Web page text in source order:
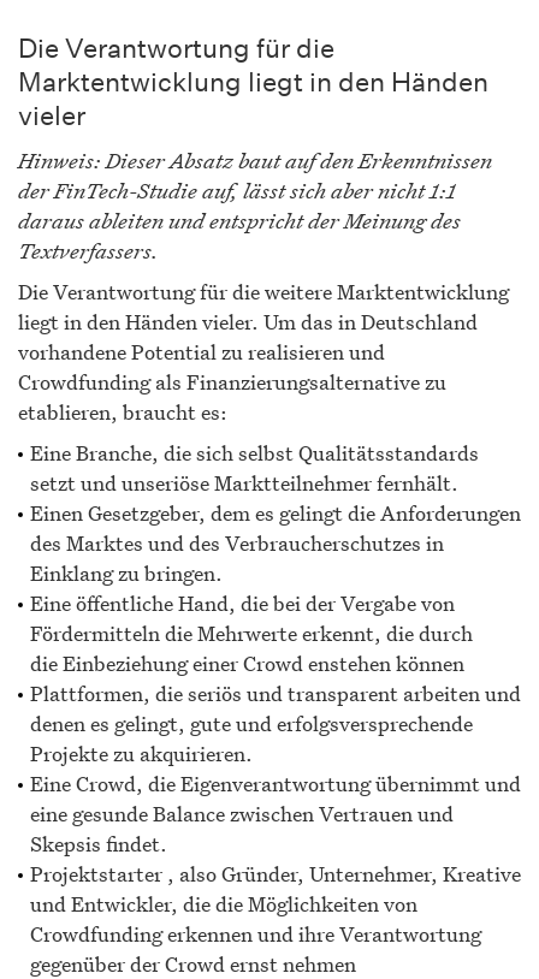
Die Verantwortung für die
Marktentwicklung liegt in den Händen
vieler
Hinweis: Dieser Absatz baut auf den Erkenntnissen
der FinTech-Studie auf, lässt sich aber nicht 1:1
daraus ableiten und entspricht der Meinung des
Textverfassers.
Die Verantwortung für die weitere Marktentwicklung
liegt in den Händen vieler. Um das in Deutschland
vorhandene Potential zu realisieren und
Crowdfunding als Finanzierungsalternative zu
etablieren, braucht es:
Eine Branche, die sich selbst Qualitätsstandards
setzt und unseriöse Marktteilnehmer fernhält.
Einen Gesetzgeber, dem es gelingt die Anforderungen
des Marktes und des Verbraucherschutzes in
Einklang zu bringen.
Eine öffentliche Hand, die bei der Vergabe von
Fördermitteln die Mehrwerte erkennt, die durch
die Einbeziehung einer Crowd enstehen können
Plattformen, die seriös und transparent arbeiten und
denen es gelingt, gute und erfolgsversprechende
Projekte zu akquirieren.
Eine Crowd, die Eigenverantwortung übernimmt und
eine gesunde Balance zwischen Vertrauen und
Skepsis findet.
Projektstarter , also Gründer, Unternehmer, Kreative
und Entwickler, die die Möglichkeiten von
Crowdfunding erkennen und ihre Verantwortung
gegenüber der Crowd ernst nehmen